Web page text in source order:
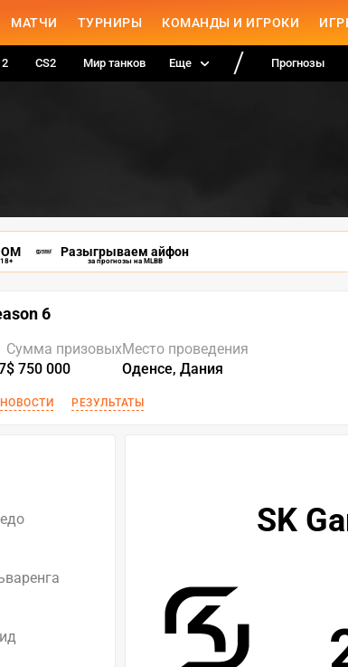
МАТЧИ ТУРНИРЫ КОМАНДЫ И ИГРОКИ
2 CS2 Мир танков Еще Прогнозы
Разыгрываем айфон
за прогнозы на MLBB
6
Сумма призовых
$ 750 000
Место проведения
Оденсе, Дания
НОВОСТИ РЕЗУЛЬТАТЫ
SK